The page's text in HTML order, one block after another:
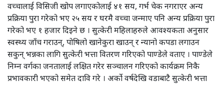
वच्चालाई विसिजी खोप लगाएकोलाई ४१ सय, गर्भ चेक नगराएर अन्य
प्रक्रिया पुरा गरेको भए २५ सय र घरमै वच्चा जन्माए पनि अन्य प्रक्रिया पुरा
गरेको भए १ हजार दिइने छ । सुत्केरी महिलाहरुले आवश्यकता अनुसार
स्वस्थ्य जाँच गराउन्, पोषिलो खानेकुरा खाउन् र न्यानो कपडा लगाउन
सकुन् भन्नका लागि सुत्केरी भत्ता वितरण गरिएको पाण्डेले वताए । पाण्डेले
निम्न वर्गका जनतालाई लक्षित गरेर सञ्चालन गरिएको कार्यक्रम निकै
प्रभावकारी भएको समेत दावि गरे । अर्को वर्षदेखि वडाबाटै सुत्केरी भत्ता